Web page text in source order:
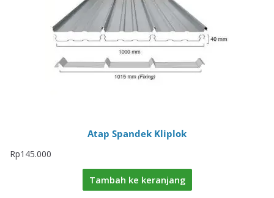
Atap Spandek Kliplok
Rp145.000
Tambah ke keranjang